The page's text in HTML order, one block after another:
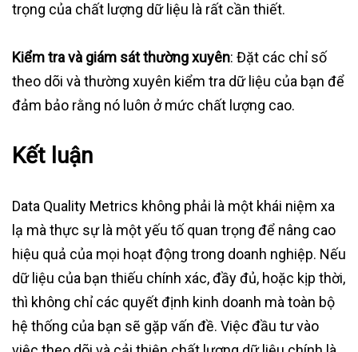
trọng của chất lượng dữ liệu là rất cần thiết.
Kiểm tra và giám sát thường xuyên: Đặt các chỉ số
theo dõi và thường xuyên kiểm tra dữ liệu của bạn để
đảm bảo rằng nó luôn ở mức chất lượng cao.
Kết luận
Data Quality Metrics không phải là một khái niệm xa
lạ mà thực sự là một yếu tố quan trọng để nâng cao
hiệu quả của mọi hoạt động trong doanh nghiệp. Nếu
dữ liệu của bạn thiếu chính xác, đầy đủ, hoặc kịp thời,
thì không chỉ các quyết định kinh doanh mà toàn bộ
hệ thống của bạn sẽ gặp vấn đề. Việc đầu tư vào